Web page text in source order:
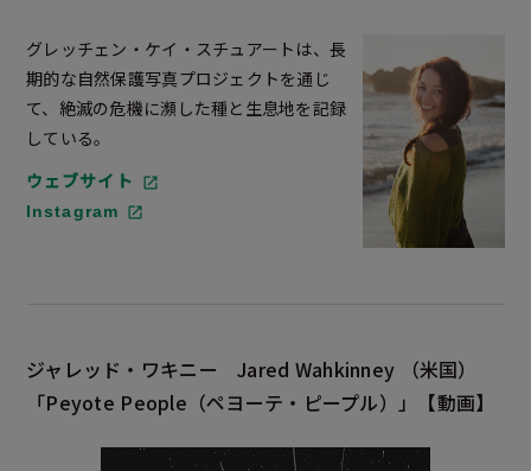
グレッチェン・ケイ・スチュアートは、長
期的な自然保護写真プロジェクトを通じ
て、絶滅の危機に瀕した種と生息地を記録
している。
ウェブサイト
Instagram
ジャレッド・ワキニーJared Wahkinney
（米国）
「Peyote People （ペヨーテ・ピープル）」 【動画】